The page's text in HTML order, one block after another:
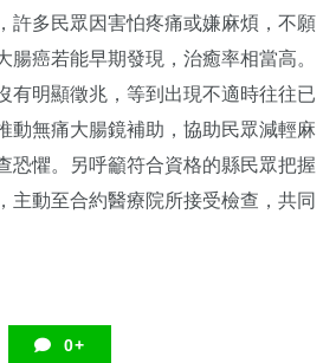
許多民眾因害怕疼痛或嫌麻煩，不願
腸癌若能早期發現，治癒率相當高。
有明顯徵兆，等到出現不適時往往已
動無痛大腸鏡補助，協助民眾減輕麻
恐懼。另呼籲符合資格的縣民眾把握
主動至合約醫療院所接受檢查，共同
0+